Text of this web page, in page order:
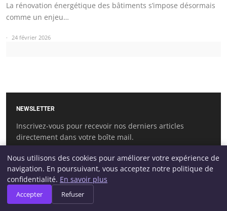
La rénovation énergétique des bâtiments s’impose désormais
comme un enjeu…
24 février 2026
NEWSLETTER
Inscrivez-vous pour recevoir nos derniers articles
directement dans votre boîte mail.
S'INSCRIRE
Nous utilisons des cookies pour améliorer votre expérience de
navigation. En poursuivant, vous acceptez notre politique de
confidentialité. En savoir plus
Accepter Refuser